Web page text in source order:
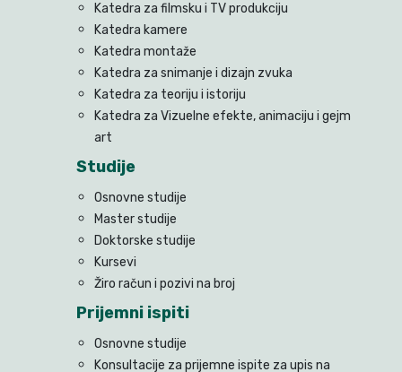
Katedra za filmsku i TV produkciju
Katedra kamere
Katedra montaže
Katedra za snimanje i dizajn zvuka
Katedra za teoriju i istoriju
Katedra za Vizuelne efekte, animaciju i gejm
art
Studije
Osnovne studije
Master studije
Doktorske studije
Kursevi
Žiro račun i pozivi na broj
Prijemni ispiti
Osnovne studije
Konsultacije za prijemne ispite za upis na